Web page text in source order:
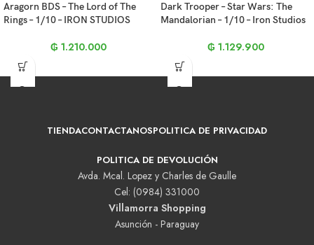
Aragorn BDS – The Lord of The
Rings – 1/10 – IRON STUDIOS
₲ 1.210.000
Dark Trooper – Star Wars: The
Mandalorian – 1/10 – Iron Studios
₲ 1.129.900
TIENDACONTACTANOSPOLITICA DE PRIVACIDAD
POLITICA DE DEVOLUCIÓN
Avda. Mcal. Lopez y Charles de Gaulle
Cel: (0984) 331000
Villamorra Shopping
Asunción - Paraguay